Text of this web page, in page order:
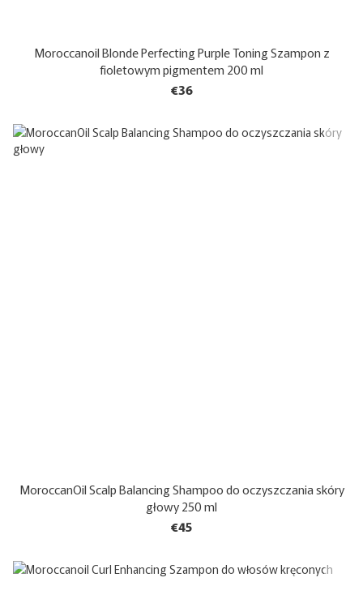
Moroccanoil Blonde Perfecting Purple Toning Szampon z
fioletowym pigmentem 200 ml
€36
MoroccanOil Scalp Balancing Shampoo do oczyszczania skóry
głowy 250 ml
€45